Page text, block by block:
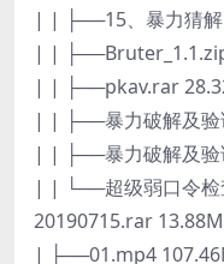
| | ├──15、暴力猜
| |
| | ├──pkav.rar
| | ├──暴力破解及验
| | ├──暴力破解及验
| | └──超级弱口令检
20190715.rar 13.88M
| ├──01.mp4